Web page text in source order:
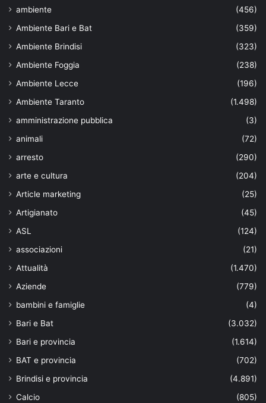
ambiente
(456)
Ambiente Bari e Bat
(359)
Ambiente Brindisi
(323)
Ambiente Foggia
(238)
Ambiente Lecce
(196)
Ambiente Taranto
(1.498)
amministrazione pubblica
(3)
animali
(72)
arresto
(290)
arte e cultura
(204)
Article marketing
(25)
Artigianato
(45)
ASL
(124)
associazioni
(21)
Attualità
(1.470)
Aziende
(779)
bambini e famiglie
(4)
Bari e Bat
(3.032)
Bari e provincia
(1.614)
BAT e provincia
(702)
Brindisi e provincia
(4.891)
Calcio
(805)